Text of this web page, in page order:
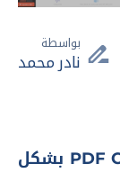
بواسطة
نادر محمد
هل يمكنني استخدام برنامج PDF Candy بشكل